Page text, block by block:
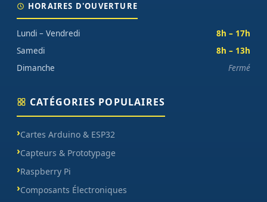
HORAIRES D'OUVERTURE
Lundi – Vendredi
8h – 17h
Samedi
8h – 13h
Dimanche
Fermé
CATÉGORIES POPULAIRES
Cartes Arduino & ESP32
Capteurs & Prototypage
Raspberry Pi
Composants Électroniques